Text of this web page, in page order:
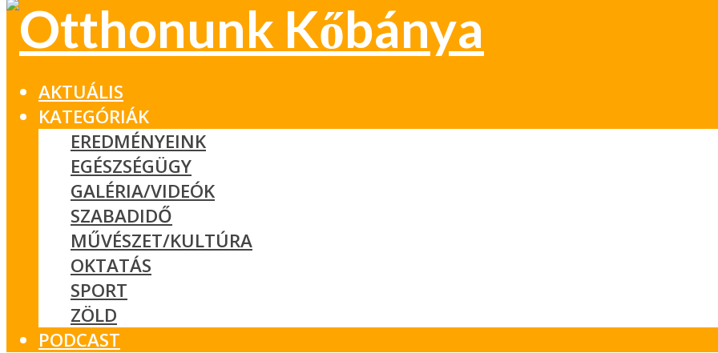
AKTUÁLIS
KATEGÓRIÁK
EREDMÉNYEINK
EGÉSZSÉGÜGY
GALÉRIA/VIDEÓK
SZABADIDŐ
MŰVÉSZET/KULTÚRA
OKTATÁS
SPORT
ZÖLD
PODCAST